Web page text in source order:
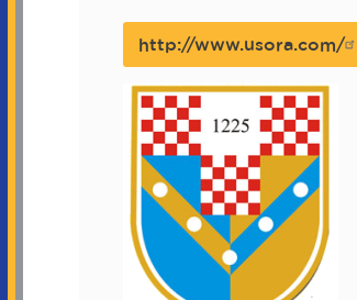
http://www.usora.com/